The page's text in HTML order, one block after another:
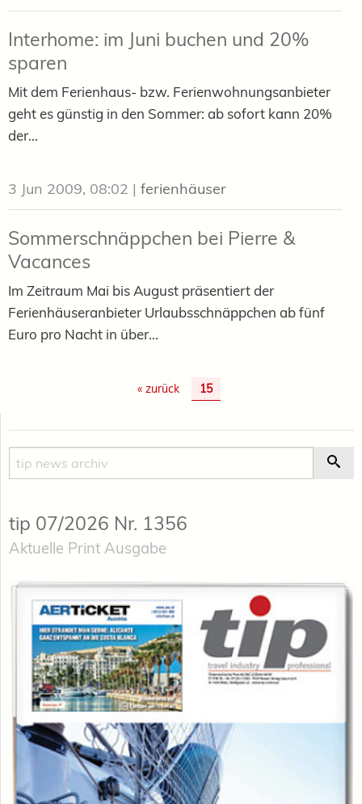
Interhome: im Juni buchen und 20%
sparen
Mit dem Ferienhaus- bzw. Ferienwohnungsanbieter
geht es günstig in den Sommer: ab sofort kann 20%
der...
3 Jun 2009, 08:02 | ferienhäuser
Sommerschnäppchen bei Pierre &
Vacances
Im Zeitraum Mai bis August präsentiert der
Ferienhäuseranbieter Urlaubsschnäppchen ab fünf
Euro pro Nacht in über...
« zurück 15
Suche
tip 07/2026 Nr. 1356
Aktuelle Print Ausgabe